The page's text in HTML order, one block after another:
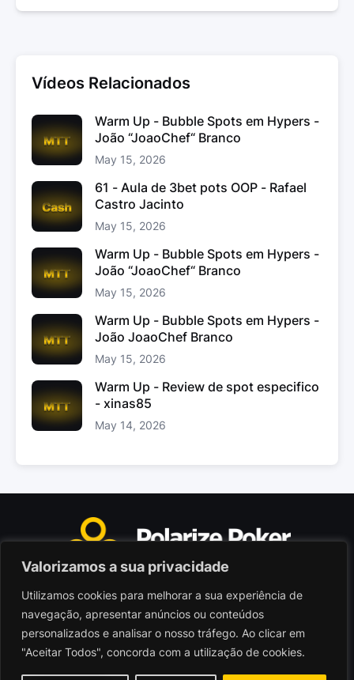
Valorizamos a sua privacidade
Utilizamos cookies para melhorar a sua experiência de
navegação, apresentar anúncios ou conteúdos
personalizados e analisar o nosso tráfego. Ao clicar em
"Aceitar Todos", concorda com a utilização de cookies.
Vídeos Relacionados
Warm Up - Bubble Spots em Hypers -
João “JoaoChef“ Branco
May 15, 2026
61 - Aula de 3bet pots OOP - Rafael
Castro Jacinto
May 15, 2026
Warm Up - Bubble Spots em Hypers -
João “JoaoChef“ Branco
May 15, 2026
Warm Up - Bubble Spots em Hypers -
João JoaoChef Branco
May 15, 2026
Warm Up - Review de spot especifico
- xinas85
May 14, 2026
Polarize Poker Limited, Malta
Sociedade comercial registada sob n.º C103402
© 2026 - Polarize Poker
Termos de Utilização